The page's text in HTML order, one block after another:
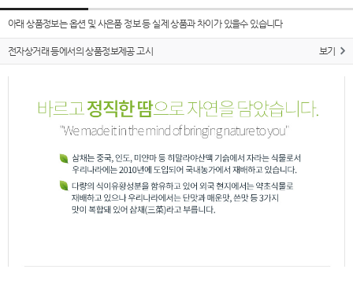
아래 상품정보는 옵션 및 사은품 정보 등 실제 상품과 차이가 있을수 있습니다
전자상거래 등에서의 상품정보제공 고시 보기